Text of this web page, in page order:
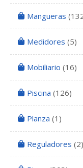
Mangueras
Medidores (5)
Mobiliario (16)
Piscina (126)
Planza (1)
Reguladores (2)